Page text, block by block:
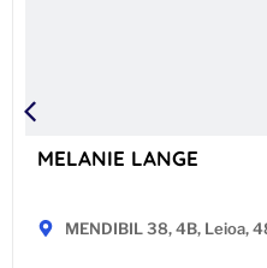
MELANIE LANGE
MENDIBIL 38, 4B, Leioa,